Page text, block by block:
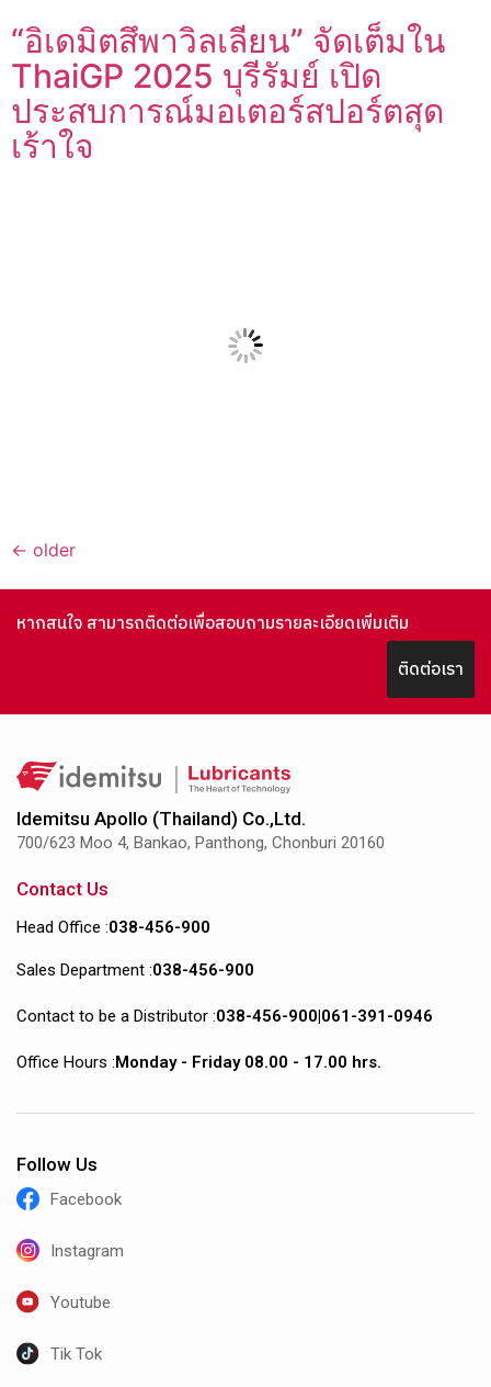
“อิเดมิตสึพาวิลเลียน” จัดเต็มใน
ThaiGP 2025 บุรีรัมย์ เปิด
ประสบการณ์มอเตอร์สปอร์ตสุด
เร้าใจ
← older
หากสนใจ สามารถติดต่อเพื่อสอบถามรายละเอียดเพิ่มเติม
ติดต่อเรา
Idemitsu Apollo (Thailand) Co.,Ltd.
700/623 Moo 4, Bankao, Panthong, Chonburi 20160
Contact Us
Head Office :038-456-900
Sales Department :038-456-900
Contact to be a Distributor :038-456-900|061-391-0946
Office Hours :Monday - Friday 08.00 - 17.00 hrs.
Follow Us
Facebook
Instagram
Youtube
Tik Tok